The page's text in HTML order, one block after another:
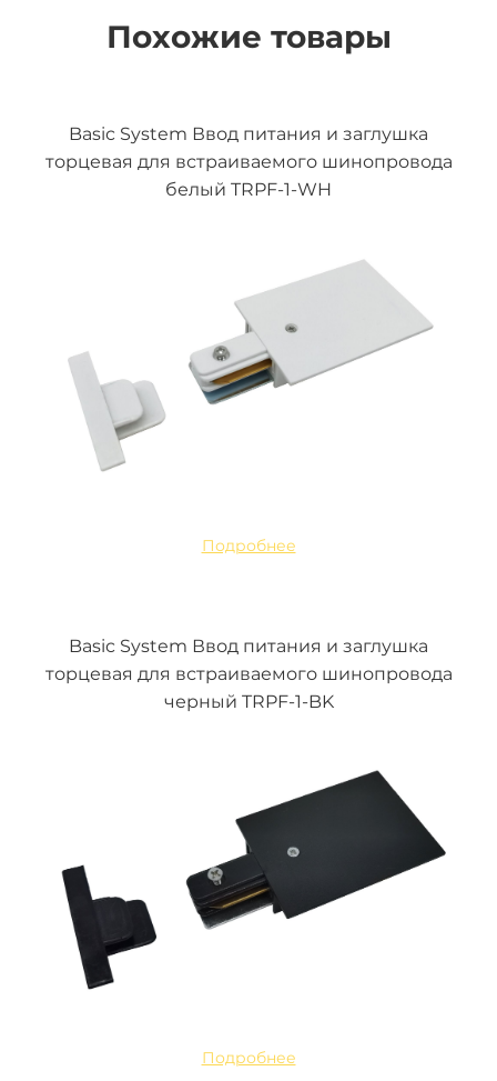
Похожие товары
Basic System Ввод питания и заглушка
торцевая для встраиваемого шинопровода
белый TRPF-1-WH
Подробнее
Basic System Ввод питания и заглушка
торцевая для встраиваемого шинопровода
черный TRPF-1-BK
Подробнее